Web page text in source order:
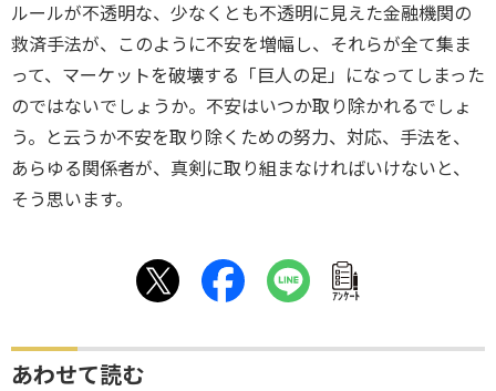
ルールが不透明な、少なくとも不透明に見えた金融機関の
救済手法が、このように不安を増幅し、それらが全て集ま
って、マーケットを破壊する「巨人の足」になってしまった
のではないでしょうか。不安はいつか取り除かれるでしょ
う。と云うか不安を取り除くための努力、対応、手法を、
あらゆる関係者が、真剣に取り組まなければいけないと、
そう思います。
ｱﾝｹｰﾄ
あわせて読む